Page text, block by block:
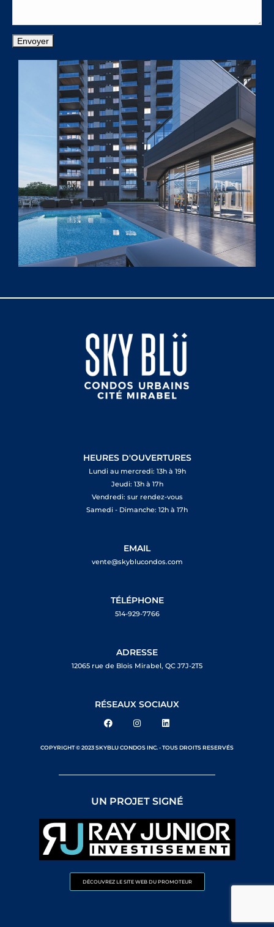
HEURES D'OUVERTURES
Lundi au mercredi: 13h à 19h
Jeudi: 13h à 17h
Vendredi: sur rendez-vous
Samedi - Dimanche: 12h à 17h
EMAIL
vente@skyblucondos.com
TÉLÉPHONE
514-929-7766
ADRESSE
12065 rue de Blois Mirabel, QC J7J-2T5
RÉSEAUX SOCIAUX
COPYRIGHT © 2023 SKYBLU CONDOS INC. - TOUS DROITS RESERVÉS
UN PROJET SIGNÉ
DÉCOUVREZ LE SITE WEB DU PROMOTEUR